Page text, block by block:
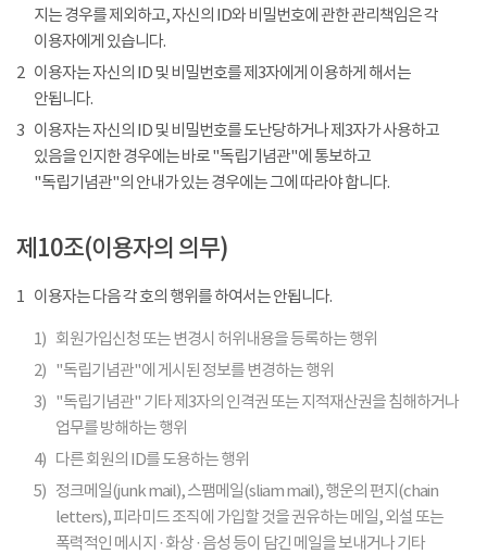
지는 경우를 제외하고, 자신의 ID와 비밀번호에 관한 관리책임은 각
이용자에게 있습니다.
2 이용자는 자신의 ID 및 비밀번호를 제3자에게 이용하게 해서는
안됩니다.
3 이용자는 자신의 ID 및 비밀번호를 도난당하거나 제3자가 사용하고
있음을 인지한 경우에는 바로 "독립기념관"에 통보하고
"독립기념관"의 안내가 있는 경우에는 그에 따라야 합니다.
제10조(이용자의 의무)
1 이용자는 다음 각 호의 행위를 하여서는 안됩니다.
1) 회원가입신청 또는 변경시 허위내용을 등록하는 행위
2) "독립기념관"에 게시된 정보를 변경하는 행위
3) "독립기념관" 기타 제3자의 인격권 또는 지적재산권을 침해하거나
업무를 방해하는 행위
4) 다른 회원의 ID를 도용하는 행위
5) 정크메일(junk mail), 스팸메일(sliam mail), 행운의 편지(chain
letters), 피라미드 조직에 가입할 것을 권유하는 메일, 외설 또는
폭력적인 메시지 · 화상 · 음성 등이 담긴 메일을 보내거나 기타